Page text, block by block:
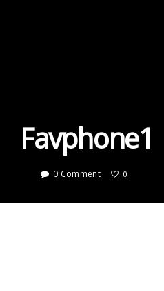
Favphone1
0 Comment 0